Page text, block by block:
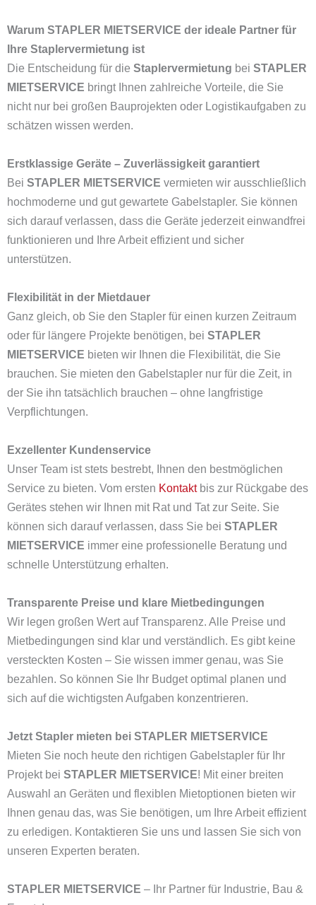
Warum STAPLER MIETSERVICE der ideale Partner für
Ihre Staplervermietung ist
Die Entscheidung für die Staplervermietung bei STAPLER
MIETSERVICE bringt Ihnen zahlreiche Vorteile, die Sie
nicht nur bei großen Bauprojekten oder Logistikaufgaben zu
schätzen wissen werden.
Erstklassige Geräte – Zuverlässigkeit garantiert
Bei STAPLER MIETSERVICE vermieten wir ausschließlich
hochmoderne und gut gewartete Gabelstapler. Sie können
sich darauf verlassen, dass die Geräte jederzeit einwandfrei
funktionieren und Ihre Arbeit effizient und sicher
unterstützen.
Flexibilität in der Mietdauer
Ganz gleich, ob Sie den Stapler für einen kurzen Zeitraum
oder für längere Projekte benötigen, bei STAPLER
MIETSERVICE bieten wir Ihnen die Flexibilität, die Sie
brauchen. Sie mieten den Gabelstapler nur für die Zeit, in
der Sie ihn tatsächlich brauchen – ohne langfristige
Verpflichtungen.
Exzellenter Kundenservice
Unser Team ist stets bestrebt, Ihnen den bestmöglichen
Service zu bieten. Vom ersten Kontaktbis zur Rückgabe des
Gerätes stehen wir Ihnen mit Rat und Tat zur Seite. Sie
können sich darauf verlassen, dass Sie bei STAPLER
MIETSERVICE immer eine professionelle Beratung und
schnelle Unterstützung erhalten.
Transparente Preise und klare Mietbedingungen
Wir legen großen Wert auf Transparenz. Alle Preise und
Mietbedingungen sind klar und verständlich. Es gibt keine
versteckten Kosten – Sie wissen immer genau, was Sie
bezahlen. So können Sie Ihr Budget optimal planen und
sich auf die wichtigsten Aufgaben konzentrieren.
Jetzt Stapler mieten bei STAPLER MIETSERVICE
Mieten Sie noch heute den richtigen Gabelstapler für Ihr
Projekt bei STAPLER MIETSERVICE! Mit einer breiten
Auswahl an Geräten und flexiblen Mietoptionen bieten wir
Ihnen genau das, was Sie benötigen, um Ihre Arbeit effizient
zu erledigen. Kontaktieren Sie uns und lassen Sie sich von
unseren Experten beraten.
STAPLER MIETSERVICE – Ihr Partner für Industrie, Bau &